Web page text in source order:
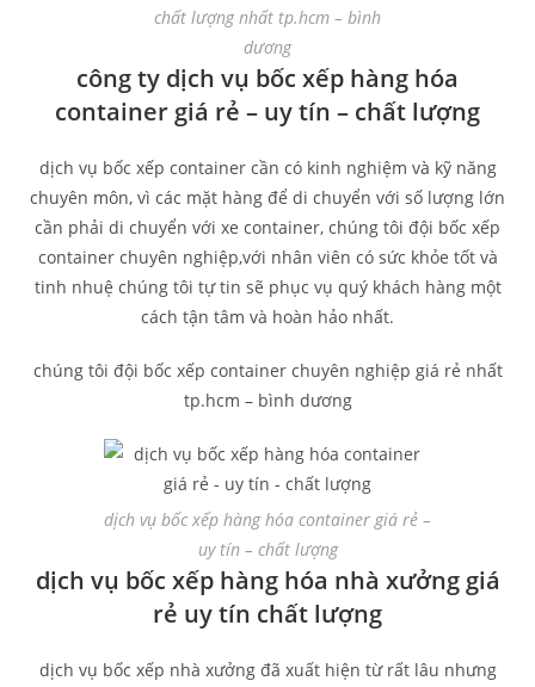
chất lượng nhất tp.hcm – bình
dương
công ty dịch vụ bốc xếp hàng hóa
container giá rẻ – uy tín – chất lượng
dịch vụ bốc xếp container cần có kinh nghiệm và kỹ năng
chuyên môn, vì các mặt hàng để di chuyển với số lượng lớn
cần phải di chuyển với xe container, chúng tôi đội bốc xếp
container chuyên nghiệp,với nhân viên có sức khỏe tốt và
tinh nhuệ chúng tôi tự tin sẽ phục vụ quý khách hàng một
cách tận tâm và hoàn hảo nhất.
chúng tôi đội bốc xếp container chuyên nghiệp giá rẻ nhất
tp.hcm – bình dương
dịch vụ bốc xếp hàng hóa container giá rẻ –
uy tín – chất lượng
dịch vụ bốc xếp hàng hóa nhà xưởng giá
rẻ uy tín chất lượng
dịch vụ bốc xếp nhà xưởng đã xuất hiện từ rất lâu nhưng